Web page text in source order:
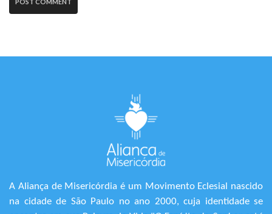
A Aliança de Misericórdia é um Movimento Eclesial nascido
na cidade de São Paulo no ano 2000, cuja identidade se